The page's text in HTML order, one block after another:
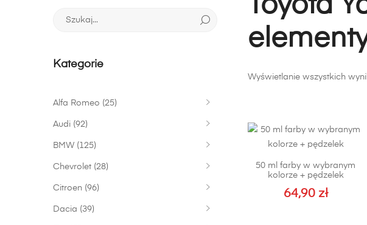
Wyświetlanie wszystkich
50 ml farby w wybranym
kolorze + pędzelek
64,90 zł
Szukaj:
Kategorie
Alfa Romeo (25)
Audi (92)
BMW (125)
Chevrolet (28)
Citroen (96)
Dacia (39)